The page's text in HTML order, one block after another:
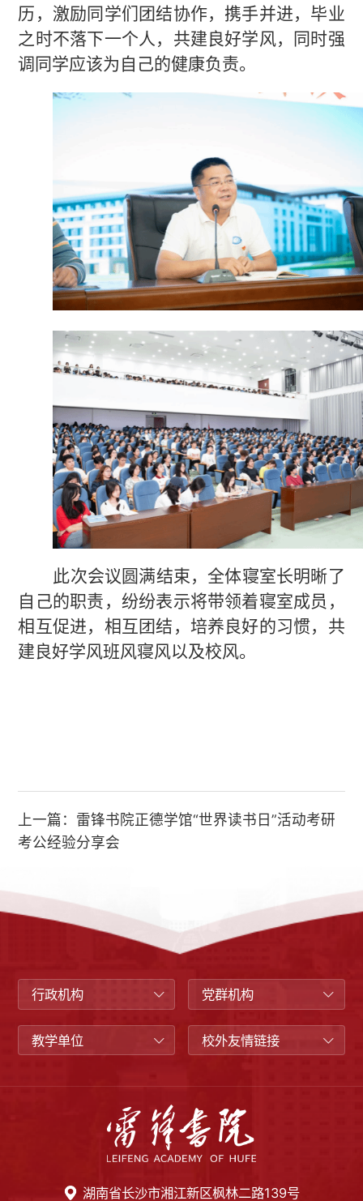
历，激励同学们团结协作，携手并进，毕业
之时不落下一个人，共建良好学风，同时强
调同学应该为自己的健康负责。
此次会议圆满结束，全体寝室长明晰了
自己的职责， 纷纷表示将带领着寝室成员，
相互促进，相互团结，培养良好的习惯，共
建良好学风班风寝风以及校风。
上一篇： 雷锋书院正德学馆“世界读书日”活动考研
考公经验分享会
行政机构 党群机构
教学单位 校外友情链接
湖南省长沙市湘江新区枫林二路139号